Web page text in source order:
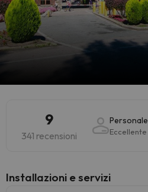
9
341 recensioni
Personale
Eccellente
Installazioni e servizi